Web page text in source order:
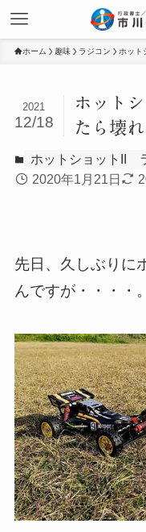
ホーム 趣味 ラジコン ホット
ホット
たら壊
2021
12/18
ホットショットII
2020年1月21日
先日、久しぶりに
んですが・・・・。